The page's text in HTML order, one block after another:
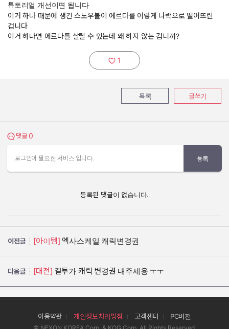
튜토리얼 개선이면 됩니다
이거 하나 때문에 생긴 스노우볼이 에르다를 이렇게 나락으로 떨어뜨린
겁니다
이거 하나면 에르다를 살릴 수 있는데 왜 하지 않는 겁니까?
추천하기:
1
목록 글쓰기
댓글 보기
댓글 0
로그인이 필요한 서비스 입니다. 등록
등록된 댓글이 없습니다.
이전글 [아이템] 엑사스케일 캐릭변경권
다음글 [대전] 결투가 캐릭 변경권 내주세용 ㅜㅜ
이용약관 개인정보처리방침 고객센터 PC버전